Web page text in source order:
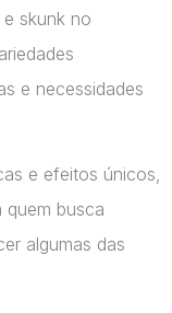
skunk no
e necessidades
e efeitos únicos,
quem busca
algumas das